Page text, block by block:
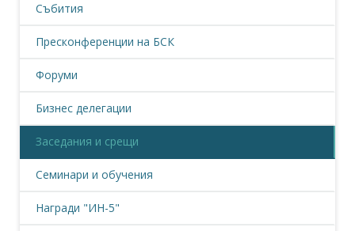
Събития
Пресконференции на БСК
Форуми
Бизнес делегации
Заседания и срещи
Семинари и обучения
Награди "ИН-5"